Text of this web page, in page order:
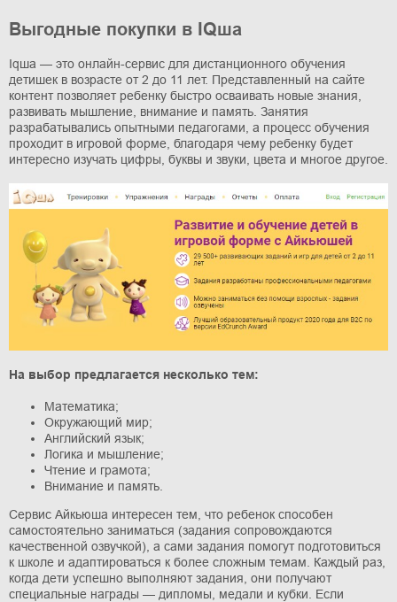
Выгодные покупки в IQша
Iqша — это онлайн-сервис для дистанционного обучения
детишек в возрасте от 2 до 11 лет. Представленный на сайте
контент позволяет ребенку быстро осваивать новые знания,
развивать мышление, внимание и память. Занятия
разрабатывались опытными педагогами, а процесс обучения
проходит в игровой форме, благодаря чему ребенку будет
интересно изучать цифры, буквы и звуки, цвета и многое другое.
На выбор предлагается несколько тем:
Математика;
Окружающий мир;
Английский язык;
Логика и мышление;
Чтение и грамота;
Внимание и память.
Сервис Айкьюша интересен тем, что ребенок способен
самостоятельно заниматься (задания сопровождаются
качественной озвучкой), а сами задания помогут подготовиться
к школе и адаптироваться к более сложным темам. Каждый раз,
когда дети успешно выполняют задания, они получают
специальные награды — дипломы, медали и кубки. Если